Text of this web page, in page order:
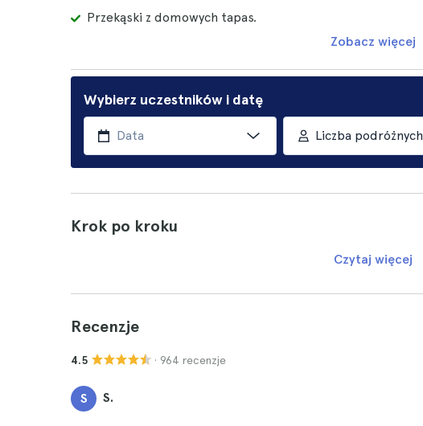
Przekąski z domowych tapas.
Zobacz więcej
Wybierz uczestników i datę
Liczba podróżnych
Krok po kroku
Czytaj więcej
Recenzje
4.5 · 964 recenzje
S S.